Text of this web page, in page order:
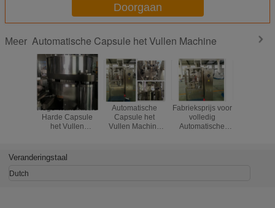
Doorgaan
Meer Automatische Capsule het Vullen Machine
Hoge Transmissie
Harde Capsule
het Vullen
Delen 50Hz 8KW
Automatische
Capsule het
Vullen Machine
Fabrieksprijs voor
volledig
Automatische
Veranderingstaal
Dutch